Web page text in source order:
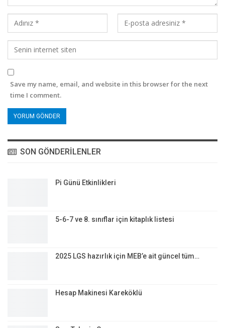
Save my name, email, and website in this browser for the next
time I comment.
SON GÖNDERILENLER
Pi Günü Etkinlikleri
5-6-7 ve 8. sınıflar için kitaplık listesi
2025 LGS hazırlık için MEB’e ait güncel tüm…
Hesap Makinesi Kareköklü